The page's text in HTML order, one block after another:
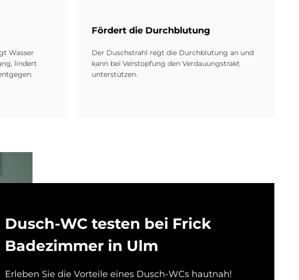
Wasser
lindert
För­dert die Durch­blu­tung
Der Duschstrahl regt die Durchblutung an und
kann bei Verstopfung den Verdauungstrakt
unterstützen.
Dusch-WC te­sten bei Frick
Ba­de­zim­mer in Ulm
Erleben Sie die Vorteile eines Dusch-WCs hautnah!